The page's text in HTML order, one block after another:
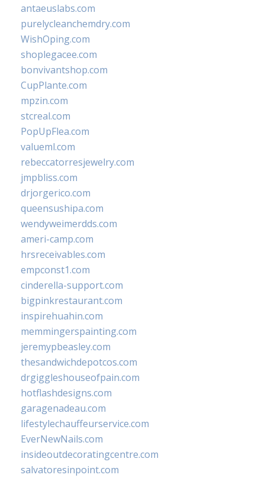
antaeuslabs.com
purelycleanchemdry.com
WishOping.com
shoplegacee.com
bonvivantshop.com
CupPlante.com
mpzin.com
stcreal.com
PopUpFlea.com
valueml.com
rebeccatorresjewelry.com
jmpbliss.com
drjorgerico.com
queensushipa.com
wendyweimerdds.com
ameri-camp.com
hrsreceivables.com
empconst1.com
cinderella-support.com
bigpinkrestaurant.com
inspirehuahin.com
memmingerspainting.com
jeremypbeasley.com
thesandwichdepotcos.com
drgiggleshouseofpain.com
hotflashdesigns.com
garagenadeau.com
lifestylechauffeurservice.com
EverNewNails.com
insideoutdecoratingcentre.com
salvatoresinpoint.com